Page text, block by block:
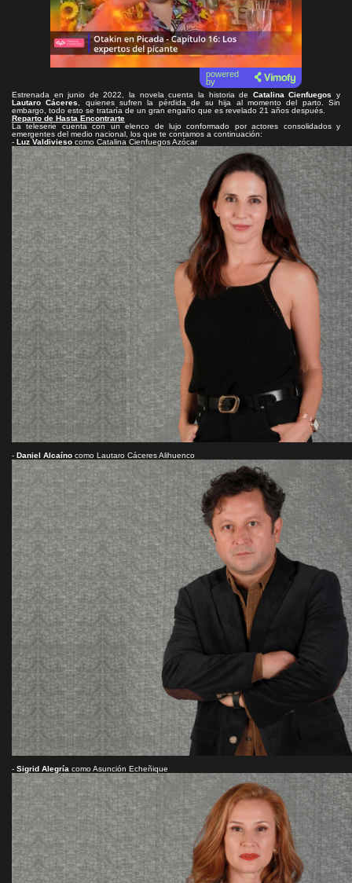
powered
by
Estrenada en junio de 2022, la novela cuenta la historia de Catalina Cienfuegos
y
Lautaro Cáceres
, quienes sufren la pérdida de su hija al momento del parto. Sin
embargo, todo esto se trataría de un gran engaño que es revelado 21 años después.
Reparto de Hasta Encontrarte
La teleserie cuenta con un elenco de lujo conformado por actores consolidados y
emergentes del medio nacional, los que te contamos a continuación:
- Luz Valdivieso como Catalina Cienfuegos Azócar
- Daniel Alcaíno como Lautaro Cáceres Alihuenco
- Sigrid Alegría como Asunción Echeñique